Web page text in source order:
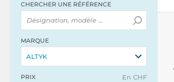
CHERCHER UNE RÉFÉRENCE
MARQUE
ALTYK
PRIX En CHF